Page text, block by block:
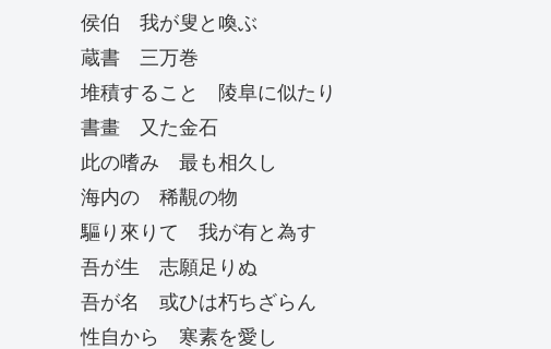
侯伯 我が叟と喚ぶ
蔵書 三万巻
堆積すること 陵阜に似たり
書畫 又た金石
此の嗜み 最も相久し
海内の 稀覯の物
驅り來りて 我が有と為す
吾が生 志願足りぬ
吾が名 或ひは朽ちざらん
性自から 寒素を愛し